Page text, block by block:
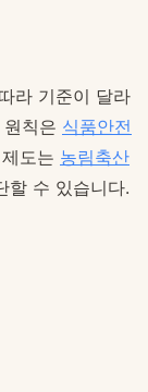
라 기준이 달라
칙은 식품안전
도는 농림축산
할 수 있습니다.